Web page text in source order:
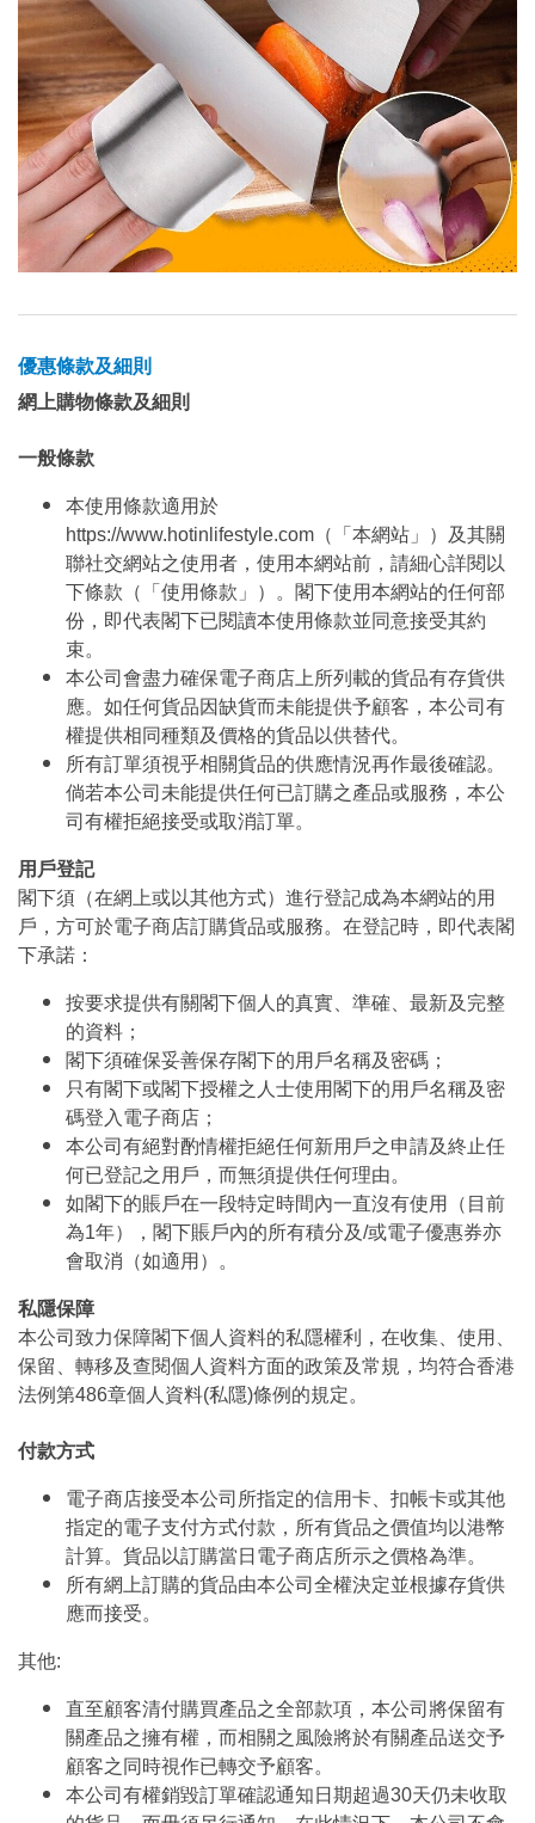
優惠條款及細則
網上購物條款及細則
一般條款
本使用條款適用於
https://www.hotinlifestyle.com（「本網站」）及其關
聯社交網站之使用者，使用本網站前，請細心詳閱以
下條款（「使用條款」）。閣下使用本網站的任何部
份，即代表閣下已閱讀本使用條款並同意接受其約
束。
本公司會盡力確保電子商店上所列載的貨品有存貨供
應。如任何貨品因缺貨而未能提供予顧客，本公司有
權提供相同種類及價格的貨品以供替代。
所有訂單須視乎相關貨品的供應情況再作最後確認。
倘若本公司未能提供任何已訂購之產品或服務，本公
司有權拒絕接受或取消訂單。
用戶登記
閣下須（在網上或以其他方式）進行登記成為本網站的用
戶，方可於電子商店訂購貨品或服務。在登記時，即代表閣
下承諾：
按要求提供有關閣下個人的真實、準確、最新及完整
的資料；
閣下須確保妥善保存閣下的用戶名稱及密碼；
只有閣下或閣下授權之人士使用閣下的用戶名稱及密
碼登入電子商店；
本公司有絕對酌情權拒絕任何新用戶之申請及終止任
何已登記之用戶，而無須提供任何理由。
如閣下的賬戶在一段特定時間內一直沒有使用（目前
為1年），閣下賬戶內的所有積分及/或電子優惠券亦
會取消（如適用）。
私隱保障
本公司致力保障閣下個人資料的私隱權利，在收集、使用、
保留、轉移及查閱個人資料方面的政策及常規，均符合香港
法例第486章個人資料(私隱)條例的規定。
付款方式
電子商店接受本公司所指定的信用卡、扣帳卡或其他
指定的電子支付方式付款，所有貨品之價值均以港幣
計算。貨品以訂購當日電子商店所示之價格為準。
所有網上訂購的貨品由本公司全權決定並根據存貨供
應而接受。
其他:
直至顧客清付購買產品之全部款項，本公司將保留有
關產品之擁有權，而相關之風險將於有關產品送交予
顧客之同時視作已轉交予顧客。
本公司有權銷毀訂單確認通知日期超過30天仍未收取